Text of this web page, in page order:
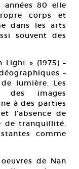
années 80 elle
corps et
dans les arts
souvent des
» (1975) –
–
lumière. Les
des images
à des parties
l’absence de
de tranquillité.
comme
de Nan